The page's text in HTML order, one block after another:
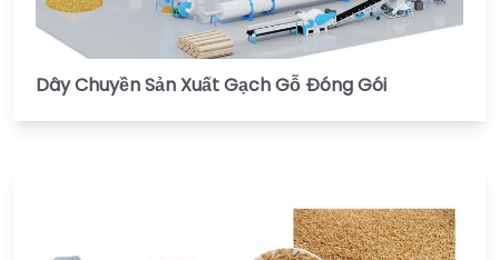
Dây Chuyền Sản Xuất Gạch Gỗ Đóng Gói